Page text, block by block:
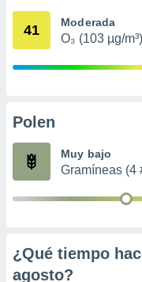
mediante
publicidad
de
41 Moderada
O₃ (103 µg/m³)
Polen
Muy bajo
Gramíneas (4
¿Qué tiempo
agosto?